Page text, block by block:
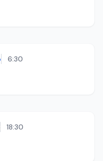
6:30
18:30